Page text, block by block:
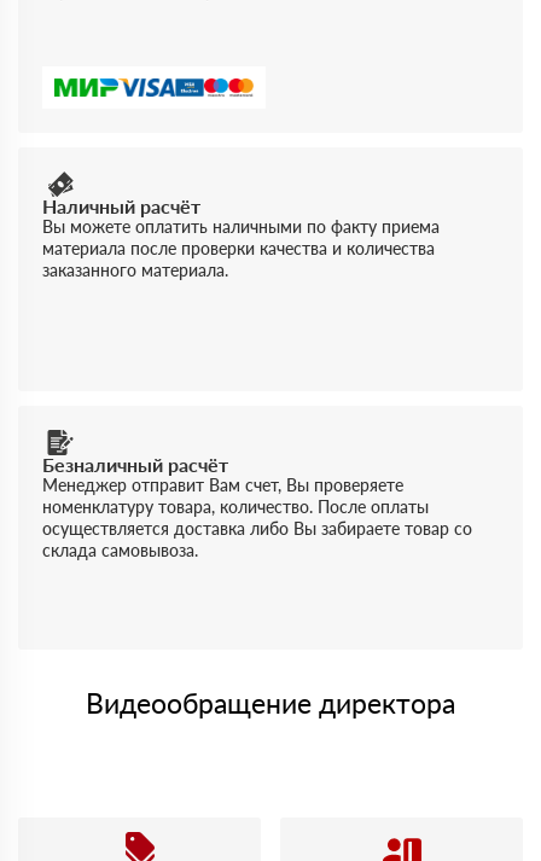
Наличный расчёт
Вы можете оплатить наличными по факту приема
материала после проверки качества и количества
заказанного материала.
Безналичный расчёт
Менеджер отправит Вам счет, Вы проверяете
номенклатуру товара, количество. После оплаты
осуществляется доставка либо Вы забираете товар со
склада самовывоза.
Видеообращение директора